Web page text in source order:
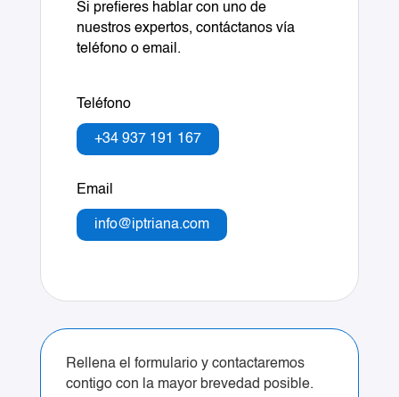
Si prefieres hablar con uno de
nuestros expertos, contáctanos vía
teléfono o email.
Teléfono
+34 937 191 167
Email
info@iptriana.com
Rellena el formulario y contactaremos
contigo con la mayor brevedad posible.